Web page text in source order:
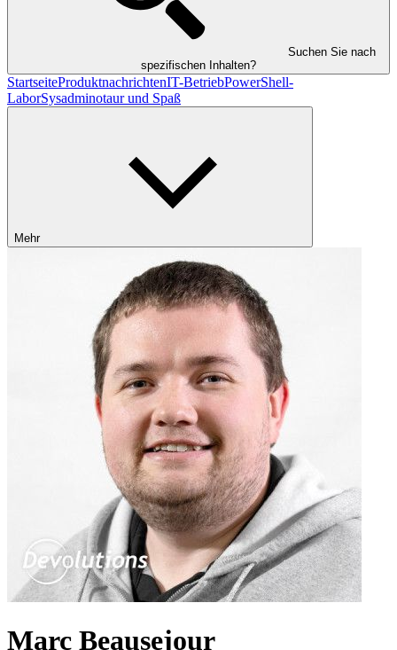
Suchen Sie nach
spezifischen Inhalten?
StartseiteProduktnachrichtenIT-BetriebPowerShell-
LaborSysadminotaur und Spaß
Mehr
Marc Beausejour